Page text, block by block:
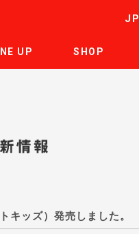
UP SHOP
JP
ッズ）発売しました。